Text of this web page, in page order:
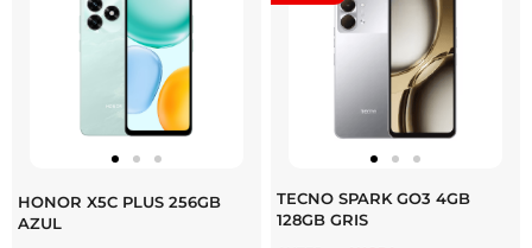
HONOR X5C PLUS 256GB
AZUL
TECNO SPARK GO3 4GB
128GB GRIS